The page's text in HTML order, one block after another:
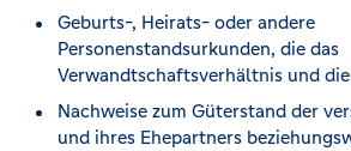
Geburts-, Heirats- oder andere
Personenstandsurkunden, die das
Verwandtschaftsverhältnis und
Nachweise zum Güterstand der
und ihres Ehepartners